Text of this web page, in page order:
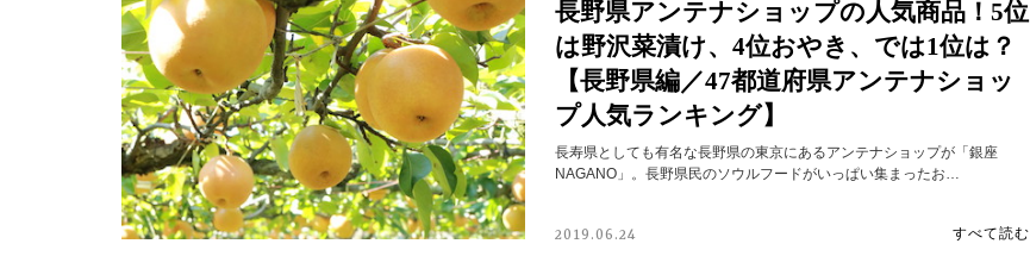
長野県アンテナショップの人気商品！5位
は野沢菜漬け、4位おやき、では1位は？
【長野県編／47都道府県アンテナショッ
プ人気ランキング】
長寿県としても有名な長野県の東京にあるアンテナショップが「銀座
NAGANO」。長野県民のソウルフードがいっぱい集まったお…
2019.06.24 すべて読む